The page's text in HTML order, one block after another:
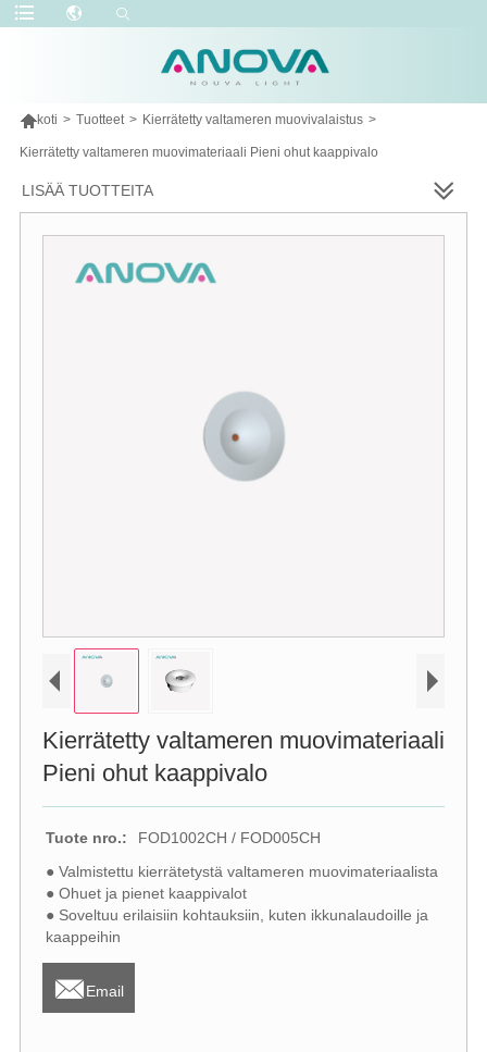
koti > Tuotteet > Kierrätetty valtameren muovivalaistus >
Kierrätetty valtameren muovimateriaali Pieni ohut kaappivalo
LISÄÄ TUOTTEITA
Kierrätetty valtameren muovimateriaali
Pieni ohut kaappivalo
Tuote nro.:
FOD1002CH / FOD005CH
● Valmistettu kierrätetystä valtameren muovimateriaalista
● Ohuet ja pienet kaappivalot
● Soveltuu erilaisiin kohtauksiin, kuten ikkunalaudoille ja
kaappeihin
Email